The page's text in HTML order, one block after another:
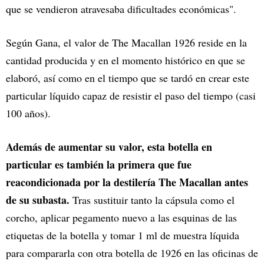
que se vendieron atravesaba dificultades económicas".
Según Gana, el valor de The Macallan 1926 reside en la
cantidad producida y en el momento histórico en que se
elaboró, así como en el tiempo que se tardó en crear este
particular líquido capaz de resistir el paso del tiempo (casi
100 años).
Además de aumentar su valor, esta botella en
particular es también la primera que fue
reacondicionada por la destilería The Macallan antes
de su subasta. Tras sustituir tanto la cápsula como el
corcho, aplicar pegamento nuevo a las esquinas de las
etiquetas de la botella y tomar 1 ml de muestra líquida
para compararla con otra botella de 1926 en las oficinas de